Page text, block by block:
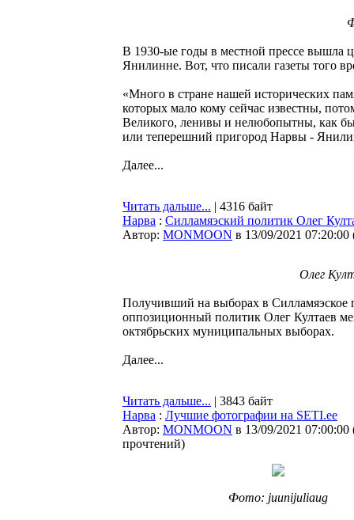
В 1930-ые годы в местной прессе вышла
Янилинне. Вот, что писали газеты того
«Много в стране нашей исторических
которых мало кому сейчас известны,
Великого, ленивы и нелюбопытны, как
или теперешний пригород Нарвы -
Далее...
Читать дальше... | 4316 байт
Нарва : Силламяэский политик Олег
Автор: MONMOON в 13/09/2021 07:20:00
Олег
Получивший на выборах в Силламяэское
оппозиционный политик Олег Култаев
октябрьских муниципальных выборах.
Далее...
Читать дальше... | 3843 байт
Нарва : Лучшие фотографии на SETI.ee
Автор: MONMOON в 13/09/2021 07:00:00
прочтений)
Фото: juunijuliaug